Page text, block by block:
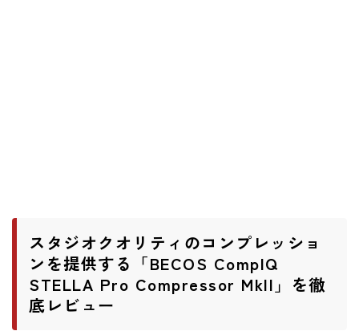
その他機材
ヘッドフォン
アプリ
スタジオクオリティのコンプレッショ
ンを提供する「BECOS CompIQ
STELLA Pro Compressor MkII」を徹
底レビュー